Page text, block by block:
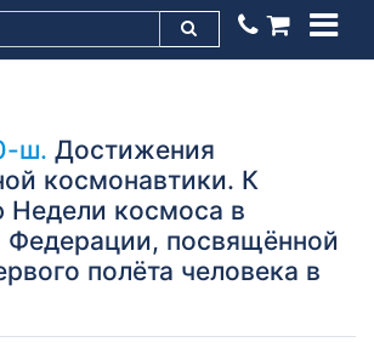
ш. Достижения
космонавтики. К
Недели космоса в
Федерации, посвящённой
полёта человека в